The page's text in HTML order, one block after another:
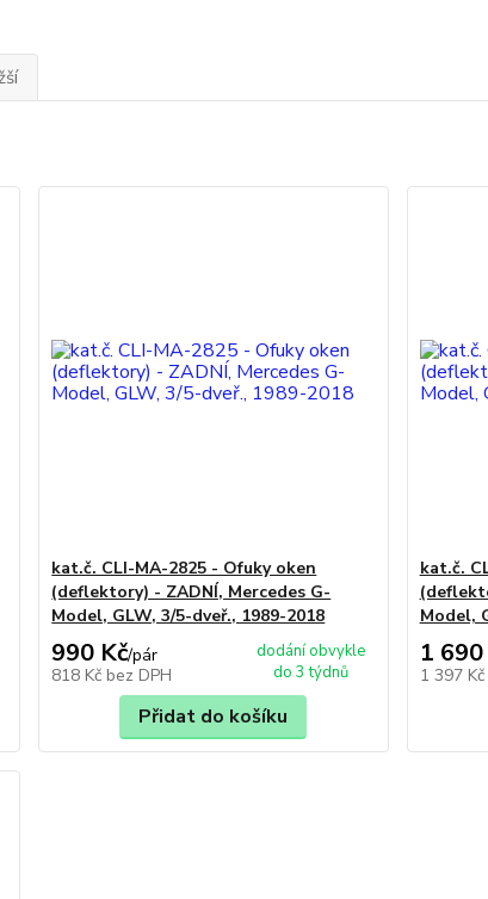
kat.č. CLI-MA-2825 - Ofuky oken
(deflektory) - ZADNÍ, Mercedes G-
Model, GLW, 3/5-dveř., 1989-2018
990 Kč/pár
818 Kč bez DPH
dodání obvykle
do 3 týdnů
Přidat do košíku
kat.č.
Model,
1 690
1 397 Kč